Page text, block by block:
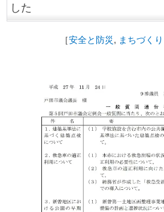
した
［安全と防災, まちづくり